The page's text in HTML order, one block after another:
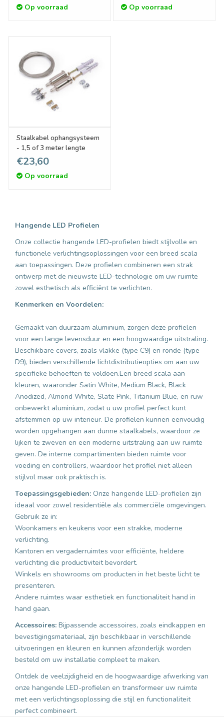
Op voorraad Op voorraad
Staalkabel ophangsysteem
- 1,5 of 3 meter lengte
€23,60
Op voorraad
Hangende LED Profielen
Onze collectie hangende LED-profielen biedt stijlvolle en
functionele verlichtingsoplossingen voor een breed scala
aan toepassingen. Deze profielen combineren een strak
ontwerp met de nieuwste LED-technologie om uw ruimte
zowel esthetisch als efficiënt te verlichten.
Kenmerken en Voordelen:
Gemaakt van duurzaam aluminium, zorgen deze profielen
voor een lange levensduur en een hoogwaardige uitstraling.
Beschikbare covers, zoals vlakke (type C9) en ronde (type
D9), bieden verschillende lichtdistributieopties om aan uw
specifieke behoeften te voldoen.Een breed scala aan
kleuren, waaronder Satin White, Medium Black, Black
Anodized, Almond White, Slate Pink, Titanium Blue, en ruw
onbewerkt aluminium, zodat u uw profiel perfect kunt
afstemmen op uw interieur. De profielen kunnen eenvoudig
worden opgehangen aan dunne staalkabels, waardoor ze
lijken te zweven en een moderne uitstraling aan uw ruimte
geven. De interne compartimenten bieden ruimte voor
voeding en controllers, waardoor het profiel niet alleen
stijlvol maar ook praktisch is.
Toepassingsgebieden: Onze hangende LED-profielen zijn
ideaal voor zowel residentiële als commerciële omgevingen.
Gebruik ze in:
Woonkamers en keukens voor een strakke, moderne
verlichting.
Kantoren en vergaderruimtes voor efficiënte, heldere
verlichting die productiviteit bevordert.
Winkels en showrooms om producten in het beste licht te
presenteren.
Andere ruimtes waar esthetiek en functionaliteit hand in
hand gaan.
Accessoires: Bijpassende accessoires, zoals eindkappen en
bevestigingsmateriaal, zijn beschikbaar in verschillende
uitvoeringen en kleuren en kunnen afzonderlijk worden
besteld om uw installatie compleet te maken.
Ontdek de veelzijdigheid en de hoogwaardige afwerking van
onze hangende LED-profielen en transformeer uw ruimte
met een verlichtingsoplossing die stijl en functionaliteit
perfect combineert.